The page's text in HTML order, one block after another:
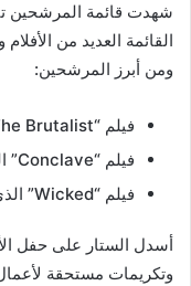
شهدت قائمة المرشحين
القائمة العديد من
ومن أبرز المرشحين:
فيلم “The Brutalist” الذي نال استحسان النقاد.
فيلم “Conclave” الذي أثار جدلاً واسعاً.
فيلم “Wicked” الذي حقق نجاحاً جماهيرياً كبيراً.
وتكريمات مستحقة لأعمال